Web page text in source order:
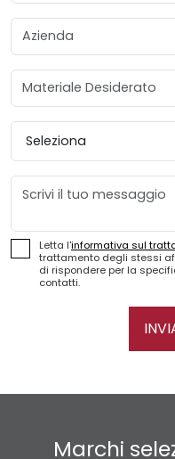
Azienda
Materiale Desiderato
Provincia
Messaggio
Letta l'informativa sul
trattamento degli stessi
di rispondere per la
contatti.
Marchi